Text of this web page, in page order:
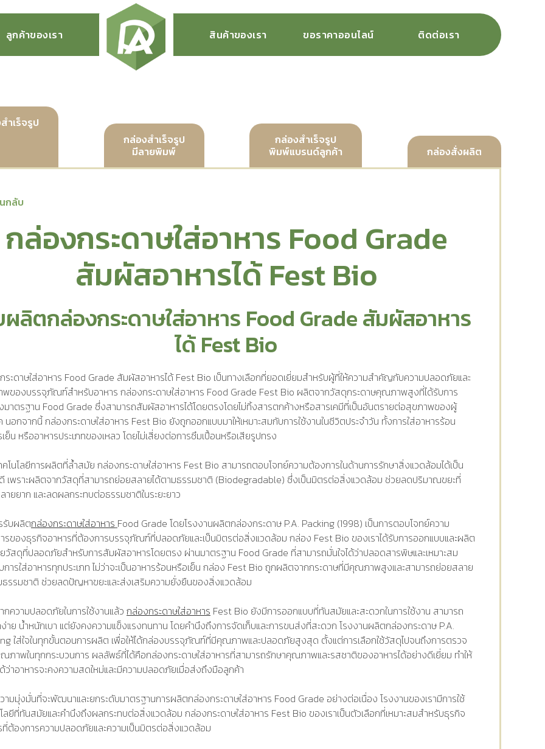
ลูกค้าของเรา สินค้าของเรา ขอราคาออนไลน์ ติดต่อเรา
ำเร็จรูป
กล่องสำเร็จรูป
มีลายพิมพ์
กล่องสำเร็จรูป
พิมพ์แบรนด์ลูกค้า
กล่องสั่งผลิต
กลับ
กล่องกระดาษใส่อาหาร Food Grade
สัมผัสอาหารได้ Fest Bio
ลิตกล่องกระดาษใส่อาหาร Food Grade สัมผัสอาหาร
ได้ Fest Bio
ระดาษใส่อาหาร Food Grade สัมผัสอาหารได้ Fest Bio เป็นทางเลือกที่ยอดเยี่ยมสำหรับผู้ที่ให้ความสำคัญกับความปลอดภัยและ
ของบรรจุภัณฑ์สำหรับอาหาร กล่องกระดาษใส่อาหาร Food Grade Fest Bio ผลิตจากวัสดุกระดาษคุณภาพสูงที่ได้รับการ
มาตรฐาน Food Grade ซึ่งสามารถสัมผัสอาหารได้โดยตรงโดยไม่ทิ้งสารตกค้างหรือสารเคมีที่เป็นอันตรายต่อสุขภาพของผู้
นอกจากนี้ กล่องกระดาษใส่อาหาร Fest Bio ยังถูกออกแบบมาให้เหมาะสมกับการใช้งานในชีวิตประจำวัน ทั้งการใส่อาหารร้อน
ย็น หรืออาหารประเภทของเหลว โดยไม่เสี่ยงต่อการซึมเปื้อนหรือเสียรูปทรง
คโนโลยีการผลิตที่ล้ำสมัย กล่องกระดาษใส่อาหาร Fest Bio สามารถตอบโจทย์ความต้องการในด้านการรักษาสิ่งแวดล้อมได้เป็น
เพราะผลิตจากวัสดุที่สามารถย่อยสลายได้ตามธรรมชาติ (Biodegradable) ซึ่งเป็นมิตรต่อสิ่งแวดล้อม ช่วยลดปริมาณขยะที่
ายยาก และลดผลกระทบต่อธรรมชาติในระยะยาว
รับผลิตกล่องกระดาษใส่อาหาร Food Grade โดยโรงงานผลิตกล่องกระดาษ P.A. Packing (1998) เป็นการตอบโจทย์ความ
รของธุรกิจอาหารที่ต้องการบรรจุภัณฑ์ที่ปลอดภัยและเป็นมิตรต่อสิ่งแวดล้อม กล่อง Fest Bio ของเราได้รับการออกแบบและผลิต
วัสดุที่ปลอดภัยสำหรับการสัมผัสอาหารโดยตรง ผ่านมาตรฐาน Food Grade ที่สามารถมั่นใจได้ว่าปลอดสารพิษและเหมาะสม
การใส่อาหารทุกประเภท ไม่ว่าจะเป็นอาหารร้อนหรือเย็น กล่อง Fest Bio ถูกผลิตจากกระดาษที่มีคุณภาพสูงและสามารถย่อยสลาย
ธรรมชาติ ช่วยลดปัญหาขยะและส่งเสริมความยั่งยืนของสิ่งแวดล้อม
กความปลอดภัยในการใช้งานแล้ว กล่องกระดาษใส่อาหาร Fest Bio ยังมีการออกแบบที่ทันสมัยและสะดวกในการใช้งาน สามารถ
าย น้ำหนักเบา แต่ยังคงความแข็งแรงทนทาน โดยคำนึงถึงการจัดเก็บและการขนส่งที่สะดวก โรงงานผลิตกล่องกระดาษ P.A.
ใส่ใจในทุกขั้นตอนการผลิต เพื่อให้ได้กล่องบรรจุภัณฑ์ที่มีคุณภาพและปลอดภัยสูงสุด ตั้งแต่การเลือกใช้วัสดุไปจนถึงการตรวจ
ภาพในทุกกระบวนการ ผลลัพธ์ที่ได้คือกล่องกระดาษใส่อาหารที่สามารถรักษาคุณภาพและรสชาติของอาหารได้อย่างดีเยี่ยม ทำให้
ด้ว่าอาหารจะคงความสดใหม่และมีความปลอดภัยเมื่อส่งถึงมือลูกค้า
ามมุ่งมั่นที่จะพัฒนาและยกระดับมาตรฐานการผลิตกล่องกระดาษใส่อาหาร Food Grade อย่างต่อเนื่อง โรงงานของเรามีการใช้
โลยีที่ทันสมัยและคำนึงถึงผลกระทบต่อสิ่งแวดล้อม กล่องกระดาษใส่อาหาร Fest Bio ของเราเป็นตัวเลือกที่เหมาะสมสำหรับธุรกิจ
ที่ต้องการความปลอดภัยและความเป็นมิตรต่อสิ่งแวดล้อม